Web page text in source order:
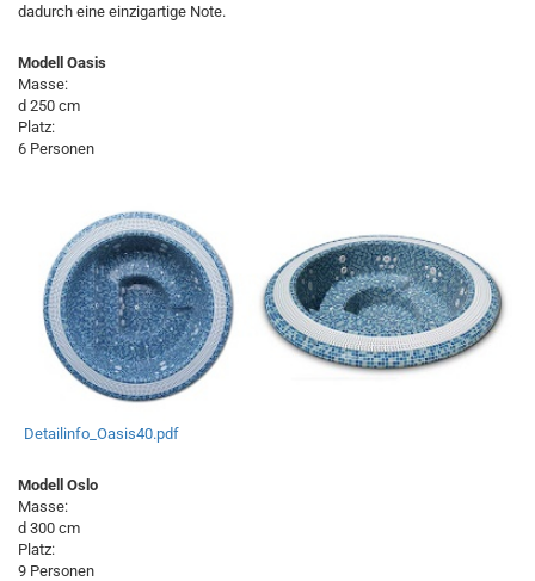
dadurch eine einzigartige Note.
Modell Oasis
Masse:
d 250 cm
Platz:
6 Personen
Detailinfo_Oasis40.pdf
Modell Oslo
Masse:
d 300 cm
Platz:
9 Personen